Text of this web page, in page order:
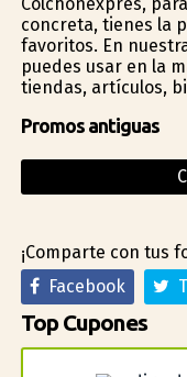
concreta, tienes la
favoritos. En
puedes usar en la
tiendas, artículos,
Promos antiguas
¡Comparte con tus
Facebook
Top Cupones